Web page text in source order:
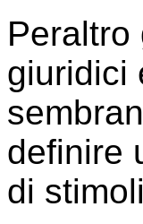
giuridici
definire
di